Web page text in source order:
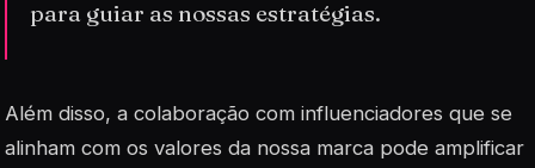
para guiar as nossas estratégias.
Além disso, a colaboração com influenciadores que se
alinham com os valores da nossa marca pode amplificar